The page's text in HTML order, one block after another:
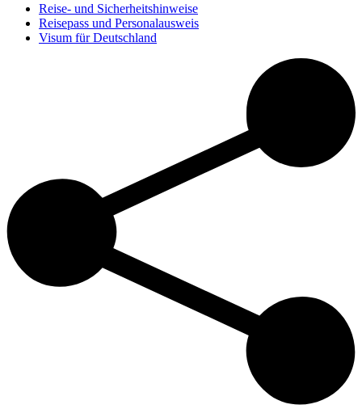
Reise- und Sicherheitshinweise
Reisepass und Personalausweis
Visum für Deutschland